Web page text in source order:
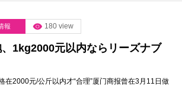
報 180 view
1kg2000元以内ならリーズナブ
在2000元/公斤以内才“合理”厦门商报曾在3月11日做